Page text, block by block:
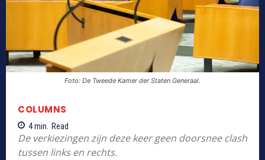
Foto: De Tweede Kamer der Staten Generaal.
COLUMNS
4min. Read
De verkiezingen zijn deze keer geen doorsnee clash
tussen links en rechts.